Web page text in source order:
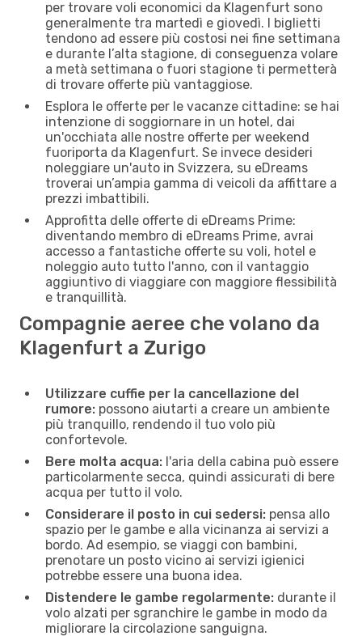
per trovare voli economici da Klagenfurt sono
generalmente tra martedì e giovedì. I biglietti
tendono ad essere più costosi nei fine settimana
e durante l’alta stagione, di conseguenza volare
a metà settimana o fuori stagione ti permetterà
di trovare offerte più vantaggiose.
Esplora le offerte per le vacanze cittadine: se hai
intenzione di soggiornare in un hotel, dai
un'occhiata alle nostre offerte per weekend
fuoriporta da Klagenfurt. Se invece desideri
noleggiare un'auto in Svizzera, su eDreams
troverai un’ampia gamma di veicoli da affittare a
prezzi imbattibili.
Approfitta delle offerte di eDreams Prime:
diventando membro di eDreams Prime, avrai
accesso a fantastiche offerte su voli, hotel e
noleggio auto tutto l'anno, con il vantaggio
aggiuntivo di viaggiare con maggiore flessibilità
e tranquillità.
Compagnie aeree che volano da
Klagenfurt a Zurigo
Utilizzare cuffie per la cancellazione del
rumore: possono aiutarti a creare un ambiente
più tranquillo, rendendo il tuo volo più
confortevole.
Bere molta acqua: l'aria della cabina può essere
particolarmente secca, quindi assicurati di bere
acqua per tutto il volo.
Considerare il posto in cui sedersi: pensa allo
spazio per le gambe e alla vicinanza ai servizi a
bordo. Ad esempio, se viaggi con bambini,
prenotare un posto vicino ai servizi igienici
potrebbe essere una buona idea.
Distendere le gambe regolarmente: durante il
volo alzati per sgranchire le gambe in modo da
migliorare la circolazione sanguigna.